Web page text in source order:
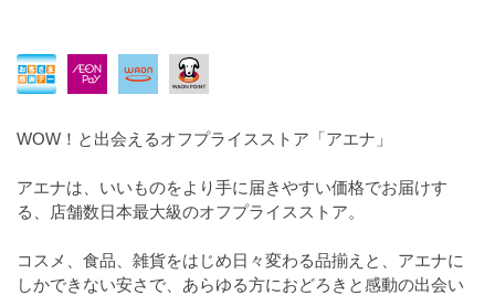
WOW！と出会えるオフプライスストア「アエナ」
アエナは、いいものをより手に届きやすい価格でお届けす
る、店舗数日本最大級のオフプライスストア。
コスメ、食品、雑貨をはじめ日々変わる品揃えと、アエナに
しかできない安さで、あらゆる方におどろきと感動の出会い